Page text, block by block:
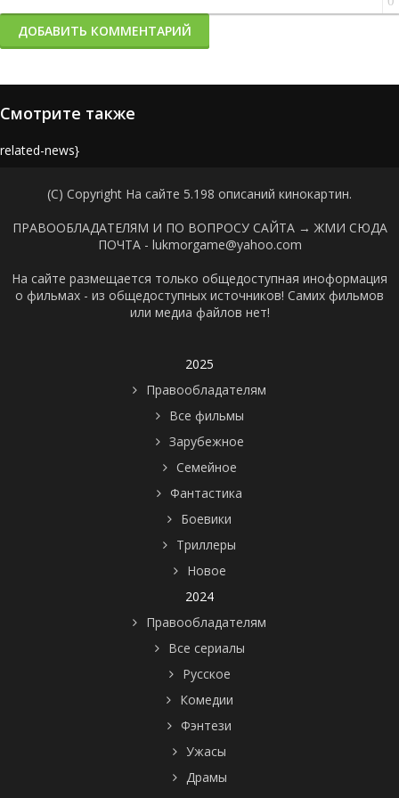
ДОБАВИТЬ КОММЕНТАРИЙ
Смотрите также
news}
(C) Copyright На сайте 5.198 описаний кинокартин.
ПРАВООБЛАДАТЕЛЯМ И ПО ВОПРОСУ САЙТА → ЖМИ СЮДА
ПОЧТА - lukmorgame@yahoo.com
На сайте размещается только общедоступная иноформация
о фильмах - из общедоступных источников! Самих фильмов
или медиа файлов нет!
2025
Правообладателям
Все фильмы
Зарубежное
Семейное
Фантастика
Боевики
Триллеры
Новое
2024
Правообладателям
Все сериалы
Русское
Комедии
Фэнтези
Ужасы
Драмы